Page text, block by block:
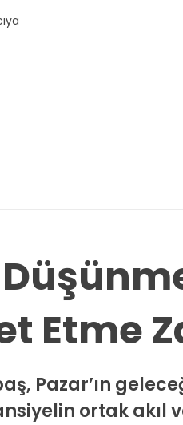
Etme
Pazar’ın
ortak akıl